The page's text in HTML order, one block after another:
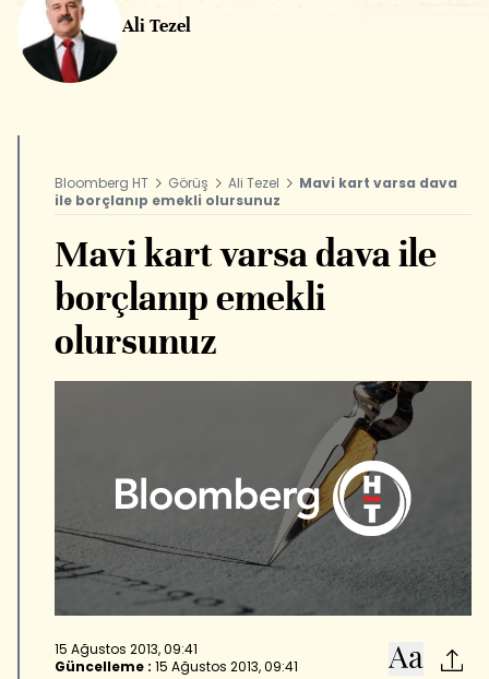
Ali Tezel
Bloomberg HT Görüş Ali Tezel
Mavi kart varsa dava
ile borçlanıp emekli olursunuz
Mavi kart varsa dava ile
borçlanıp emekli
olursunuz
15 Ağustos 2013, 09:41
Güncelleme : 15 Ağustos 2013, 09:41